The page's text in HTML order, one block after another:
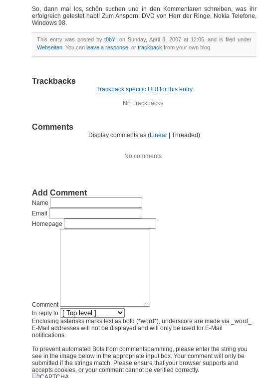
So, dann mal los, schön suchen und in den Kommentaren schreiben, was ihr
erfolgreich getestet habt! Zum Ansporn: DVD von Herr der Ringe, Nokia Telefone,
Windows 98.
This entry was posted byt0bY! on Sunday, April 8. 2007 at 12:05. and is filed under
Webseiten . You can leave a response , or trackback from your own blog.
Trackbacks
Trackback specific URI for this entry
No Trackbacks
Comments
Display comments as (Linear | Threaded)
No comments
Add Comment
Name
Email
Homepage
Comment
In reply to
Enclosing asterisks marks text as bold (*word*), underscore are made via _word_.
E-Mail addresses will not be displayed and will only be used for E-Mail
notifications.
To prevent automated Bots from commentspamming, please enter the string you
see in the image below in the appropriate input box. Your comment will only be
submitted if the strings match. Please ensure that your browser supports and
accepts cookies, or your comment cannot be verified correctly.